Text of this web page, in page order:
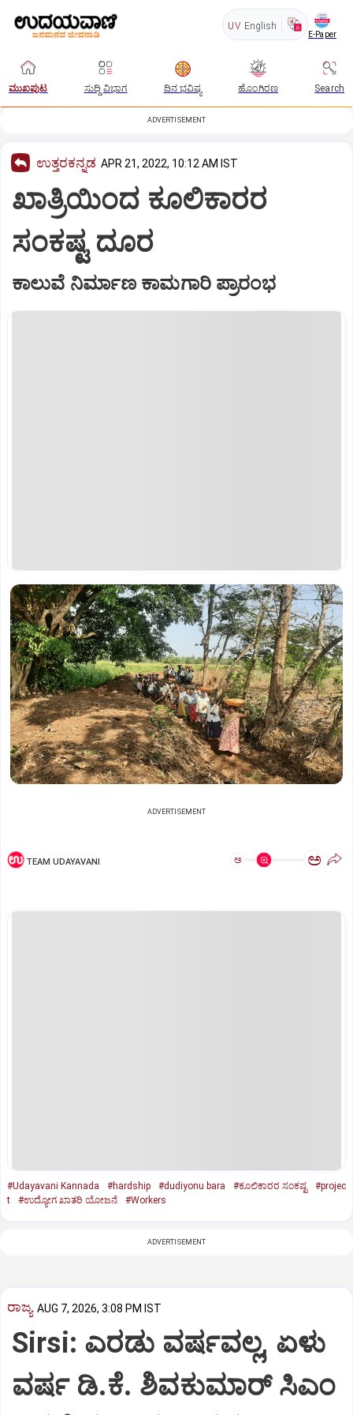
UV English
E-Paper
ಮುಖಪುಟ ಸುದ್ದಿ ವಿಭಾಗ ದಿನ ಭವಿಷ್ಯ ಹೊಂಗಿರಣ Search
ADVERTISEMENT
ಉತ್ತರಕನ್ನಡ APR 21, 2022, 10:12 AM IST
ಖಾತ್ರಿಯಿಂದ ಕೂಲಿಕಾರರ
ಸಂಕಷ್ಟ ದೂರ
ಕಾಲುವೆ ನಿರ್ಮಾಣ ಕಾಮಗಾರಿ ಪ್ರಾರಂಭ
ADVERTISEMENT
TEAM UDAYAVANI ಅ ಅ
#Udayavani Kannada #hardship #dudiyonu bara #ಕೂಲಿಕಾರರ ಸಂಕಷ್ಟ
#projec
t
#ಉದ್ಯೋಗ ಖಾತರಿ ಯೋಜನೆ #Workers
ADVERTISEMENT
ರಾಜ್ಯ AUG 7, 2026, 3:08 PM IST
Sirsi: ಎರಡು ವರ್ಷವಲ್ಲ, ಏಳು
ವರ್ಷ ಡಿ.ಕೆ. ಶಿವಕುಮಾರ್ ಸಿಎಂ